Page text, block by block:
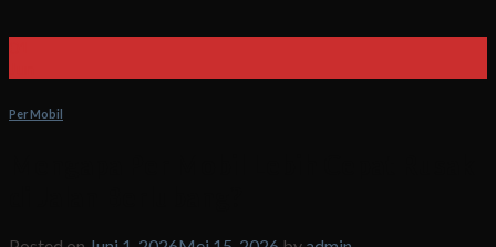
Per Mobil